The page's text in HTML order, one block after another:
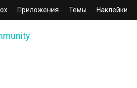
Приложения Темы Наклейки